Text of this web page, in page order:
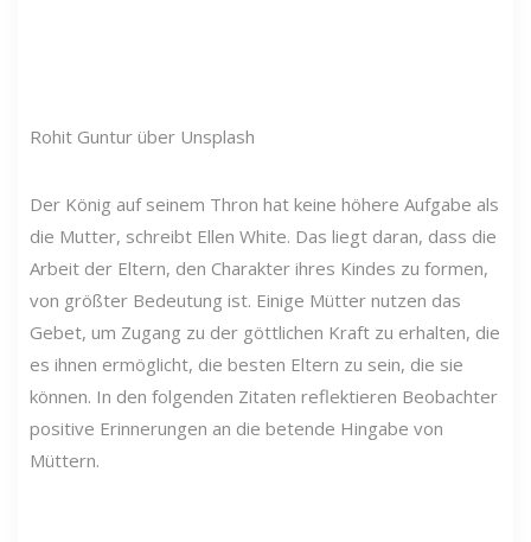
Rohit Guntur über Unsplash
Der König auf seinem Thron hat keine höhere Aufgabe als
die Mutter, schreibt Ellen White. Das liegt daran, dass die
Arbeit der Eltern, den Charakter ihres Kindes zu formen,
von größter Bedeutung ist. Einige Mütter nutzen das
Gebet, um Zugang zu der göttlichen Kraft zu erhalten, die
es ihnen ermöglicht, die besten Eltern zu sein, die sie
können. In den folgenden Zitaten reflektieren Beobachter
positive Erinnerungen an die betende Hingabe von
Müttern.